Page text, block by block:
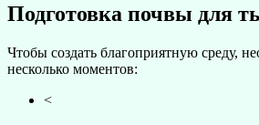
Подготовка почвы для
Чтобы создать благоприятную среду,
несколько моментов:
<